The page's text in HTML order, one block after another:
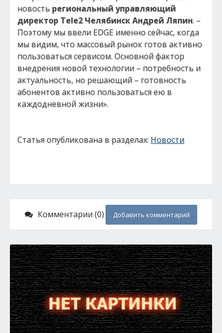
новость региональный управляющий
директор Tele2 Челябинск Андрей Ляпин. –
Поэтому мы ввели EDGE именно сейчас, когда
мы видим, что массовый рынок готов активно
пользоваться сервисом. Основной фактор
внедрения новой технологии – потребность и
актуальность, но решающий – готовность
абонентов активно пользоваться ею в
каждодневной жизни».
Статья опубликована в разделах: Новости
Комментарии (0) Добавить комментарий